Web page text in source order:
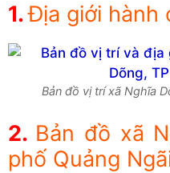
Địa giới hành
Bản đồ vị trí xã Nghĩa
Bản đồ xã
phố Quảng